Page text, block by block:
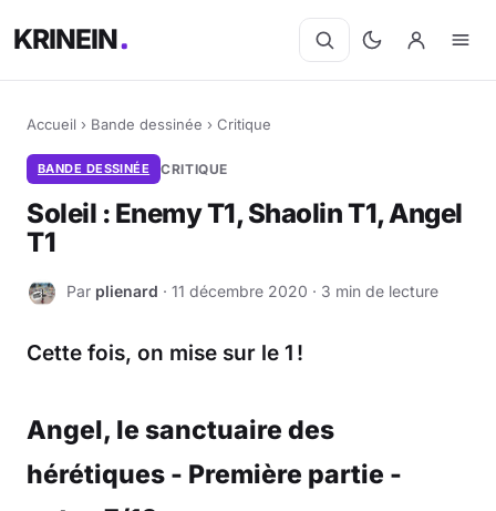
KRINEIN
Accueil › Bande dessinée › Critique
BANDE DESSINÉE CRITIQUE
Soleil : Enemy T1, Shaolin T1, Angel
T1
P Par plienard · 11 décembre 2020 · 3 min de lecture
Cette fois, on mise sur le 1 !
Angel, le sanctuaire des
hérétiques - Première partie -